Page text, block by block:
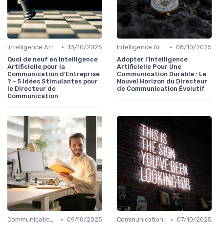
Intelligence Artificielle en communication • 13/10/2025
Quoi de neuf en Intelligence
Artificielle pour la
Communication d'Entreprise
? - 5 Idées Stimulantes pour
le Directeur de
Communication
Intelligence Artificielle en communication • 08/10/2025
Adopter l’Intelligence
Artificielle Pour Une
Communication Durable : Le
Nouvel Horizon du Directeur
de Communication Évolutif
Communication digitale & omnicanale • 09/10/2025
Communication digitale & omnicanale • 07/10/2025